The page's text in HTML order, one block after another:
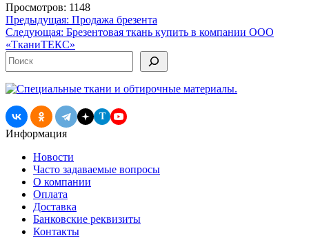
Просмотров: 1148
Навигация
по
записям
Предыдущая: Продажа брезента
Следующая: Брезентовая ткань купить в компании ООО
«ТканиТЕКС»
Поиск
T
Информация
Новости
Часто задаваемые вопросы
О компании
Оплата
Доставка
Банковские реквизиты
Контакты